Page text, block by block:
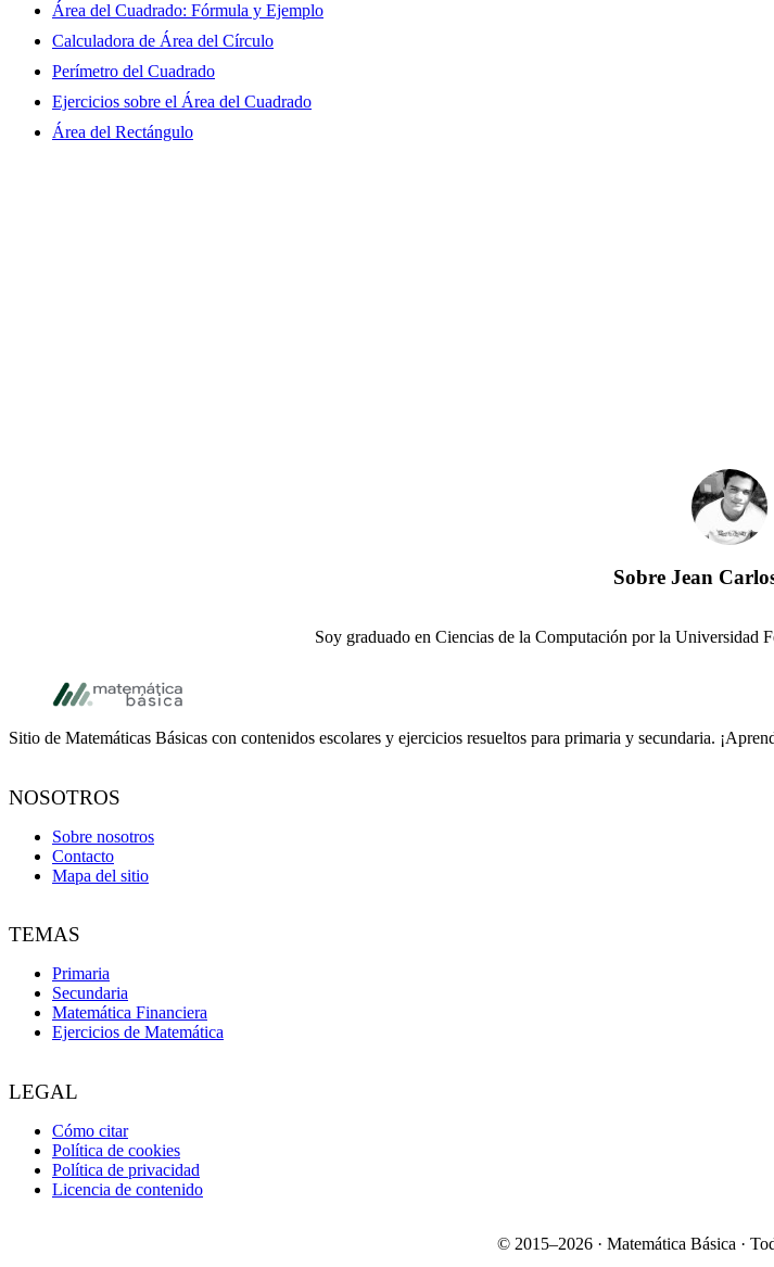
Área del Cuadrado: Fórmula y Ejemplo
Calculadora de Área del Círculo
Perímetro del Cuadrado
Ejercicios sobre el Área del Cuadrado
Área del Rectángulo
Sobre Jean
Soy graduado en Ciencias de la Computación por la Universidad
Footer
Sitio de Matemáticas Básicas con contenidos escolares y ejercicios resueltos para primaria y secundaria.
NOSOTROS
Sobre nosotros
Contacto
Mapa del sitio
TEMAS
Primaria
Secundaria
Matemática Financiera
Ejercicios de Matemática
LEGAL
Cómo citar
Política de cookies
Política de privacidad
Licencia de contenido
© 2015–2026 · Matemática Básica ·